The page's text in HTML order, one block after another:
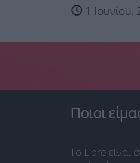
1 Ιουνίου,
Ποιοι
Το Libre είναι